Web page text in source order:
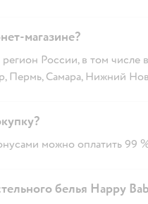
магазине?
России, в том
Пермь, Самара, Нижний
можно оплатить 99
белья Happy